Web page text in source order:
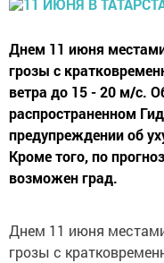
Днем 11 июня
грозы с
ветра до 15 - 20 м/с.
распространенном
предупреждении об
Кроме того, по
возможен град.
Днем 11 июня
грозы с